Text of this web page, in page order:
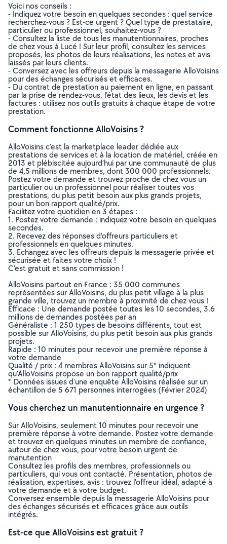
Voici nos conseils :
- Indiquez votre besoin en quelques secondes : quel service
recherchez-vous ? Est-ce urgent ? Quel type de prestataire,
particulier ou professionnel, souhaitez-vous ?
- Consultez la liste de tous les manutentionnaires, proches
de chez vous à Lucé ! Sur leur profil, consultez les services
proposés, les photos de leurs réalisations, les notes et avis
laissés par leurs clients.
- Conversez avec les offreurs depuis la messagerie AlloVoisins
pour des échanges sécurisés et efficaces.
- Du contrat de prestation au paiement en ligne, en passant
par la prise de rendez-vous, l’état des lieux, les devis et les
factures : utilisez nos outils gratuits à chaque étape de votre
prestation.
Comment fonctionne AlloVoisins ?
AlloVoisins c’est la marketplace leader dédiée aux
prestations de services et à la location de matériel, créée en
2013 et plébiscitée aujourd’hui par une communauté de plus
de 4,5 millions de membres, dont 300 000 professionnels.
Postez votre demande et trouvez proche de chez vous un
particulier ou un professionnel pour réaliser toutes vos
prestations, du plus petit besoin aux plus grands projets,
pour un bon rapport qualité/prix.
Facilitez votre quotidien en 3 étapes :
1. Postez votre demande : indiquez votre besoin en quelques
secondes.
2. Recevez des réponses d’offreurs particuliers et
professionnels en quelques minutes.
3. Echangez avec les offreurs depuis la messagerie privée et
sécurisée et faites votre choix !
C’est gratuit et sans commission !
AlloVoisins partout en France : 35 000 communes
représentées sur AlloVoisins, du plus petit village à la plus
grande ville, trouvez un membre à proximité de chez vous !
Efficace : Une demande postée toutes les 10 secondes, 3.6
millions de demandes postées par an
Généraliste : 1 250 types de besoins différents, tout est
possible sur AlloVoisins, du plus petit besoin aux plus grands
projets.
Rapide : 10 minutes pour recevoir une première réponse à
votre demande
Qualité / prix : 4 membres AlloVoisins sur 5* indiquent
qu’AlloVoisins propose un bon rapport qualité/prix
* Données issues d’une enquête AlloVoisins réalisée sur un
échantillon de 5 671 personnes interrogées (Février 2024)
Vous cherchez un manutentionnaire en urgence ?
Sur AlloVoisins, seulement 10 minutes pour recevoir une
première réponse à votre demande. Postez votre demande
et trouvez en quelques minutes un membre de confiance,
autour de chez vous, pour votre besoin urgent de
manutention
Consultez les profils des membres, professionnels ou
particuliers, qui vous ont contacté. Présentation, photos de
réalisation, expertises, avis : trouvez l'offreur idéal, adapté à
votre demande et à votre budget.
Conversez ensemble depuis la messagerie AlloVoisins pour
des échanges sécurisés et efficaces grâce aux outils
intégrés.
Est-ce que AlloVoisins est gratuit ?